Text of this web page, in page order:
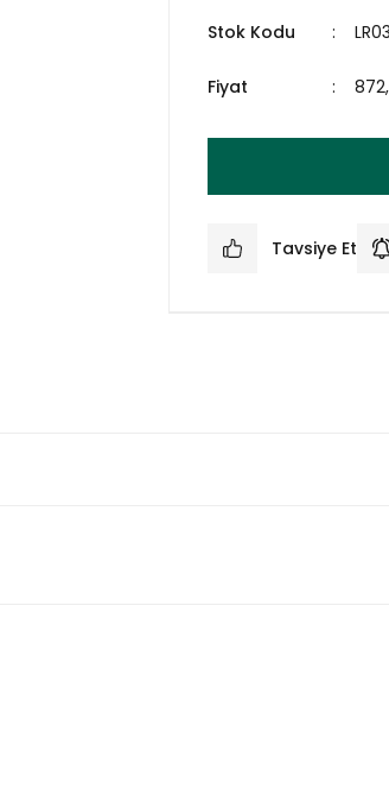
Stok Kodu
Fiyat
Tavsiye Et